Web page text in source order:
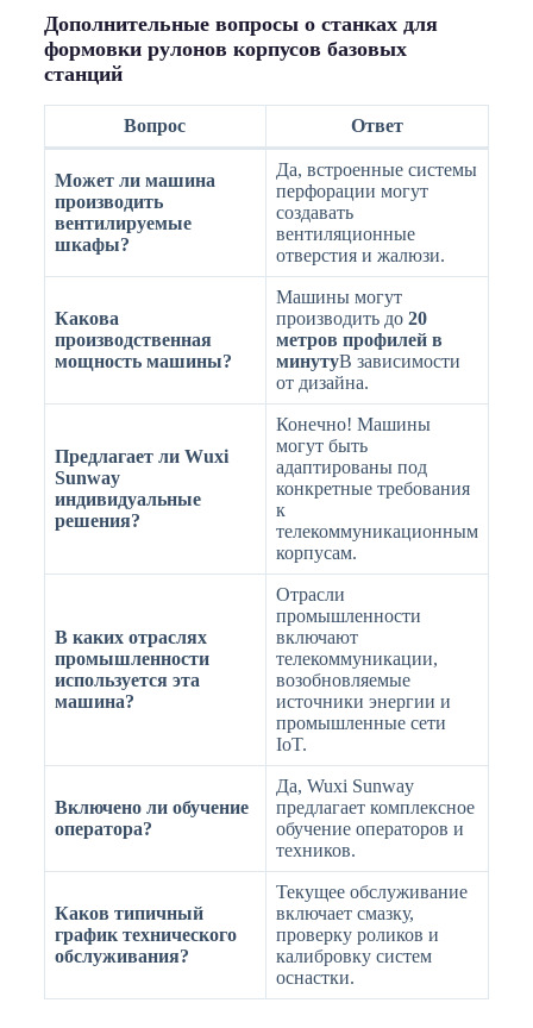
Дополнительные вопросы о станках для
формовки рулонов корпусов базовых
станций
Вопрос Ответ
Может ли машина
производить
вентилируемые
шкафы?
Да, встроенные системы
перфорации могут
создавать
вентиляционные
отверстия и жалюзи.
Какова
производственная
мощность машины?
Машины могут
производить до 20
метров профилей в
минутуВ зависимости
от дизайна.
Предлагает ли Wuxi
Sunway
индивидуальные
решения?
Конечно! Машины
могут быть
адаптированы под
конкретные требования
к
телекоммуникационным
корпусам.
В каких отраслях
промышленности
используется эта
машина?
Отрасли
промышленности
включают
телекоммуникации,
возобновляемые
источники энергии и
промышленные сети
IoT.
Включено ли обучение
оператора?
Да, Wuxi Sunway
предлагает комплексное
обучение операторов и
техников.
Каков типичный
график технического
обслуживания?
Текущее обслуживание
включает смазку,
проверку роликов и
калибровку систем
оснастки.